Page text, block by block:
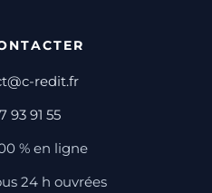
redit.fr
93 91 55
% en ligne
24 h ouvrées